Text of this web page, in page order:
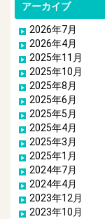
アーカイブ
2026年7月
2026年4月
2025年11月
2025年10月
2025年8月
2025年6月
2025年5月
2025年4月
2025年3月
2025年1月
2024年7月
2024年4月
2023年12月
2023年10月